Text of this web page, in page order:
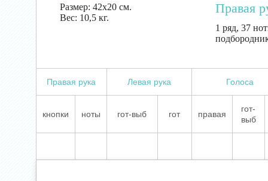
Размер: 42х20 см.
Вес: 10,5 кг.
Правая
1 ряд, 37
Правая рука Левая рука Голоса
кнопки ноты гот-выб гот правая
гот-
выб